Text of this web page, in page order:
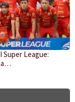
Super League: